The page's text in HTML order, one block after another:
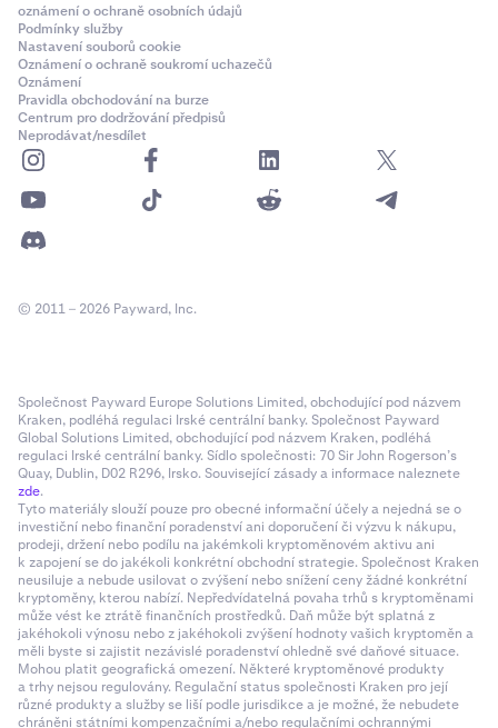
oznámení o ochraně osobních údajů
Podmínky služby
Nastavení souborů cookie
Oznámení o ochraně soukromí uchazečů
Oznámení
Pravidla obchodování na burze
Centrum pro dodržování předpisů
Neprodávat/nesdílet
© 2011 – 2026 Payward, Inc.
Společnost Payward Europe Solutions Limited, obchodující pod názvem
Kraken, podléhá regulaci Irské centrální banky. Společnost Payward
Global Solutions Limited, obchodující pod názvem Kraken, podléhá
regulaci Irské centrální banky. Sídlo společnosti: 70 Sir John Rogerson’s
Quay, Dublin, D02 R296, Irsko. Související zásady a informace naleznete
zde.
Tyto materiály slouží pouze pro obecné informační účely a nejedná se o
investiční nebo finanční poradenství ani doporučení či výzvu k nákupu,
prodeji, držení nebo podílu na jakémkoli kryptoměnovém aktivu ani
k zapojení se do jakékoli konkrétní obchodní strategie. Společnost Kraken
neusiluje a nebude usilovat o zvýšení nebo snížení ceny žádné konkrétní
kryptoměny, kterou nabízí. Nepředvídatelná povaha trhů s kryptoměnami
může vést ke ztrátě finančních prostředků. Daň může být splatná z
jakéhokoli výnosu nebo z jakéhokoli zvýšení hodnoty vašich kryptoměn a
měli byste si zajistit nezávislé poradenství ohledně své daňové situace.
Mohou platit geografická omezení. Některé kryptoměnové produkty
a trhy nejsou regulovány. Regulační status společnosti Kraken pro její
různé produkty a služby se liší podle jurisdikce a je možné, že nebudete
chráněni státními kompenzačními a/nebo regulačními ochrannými